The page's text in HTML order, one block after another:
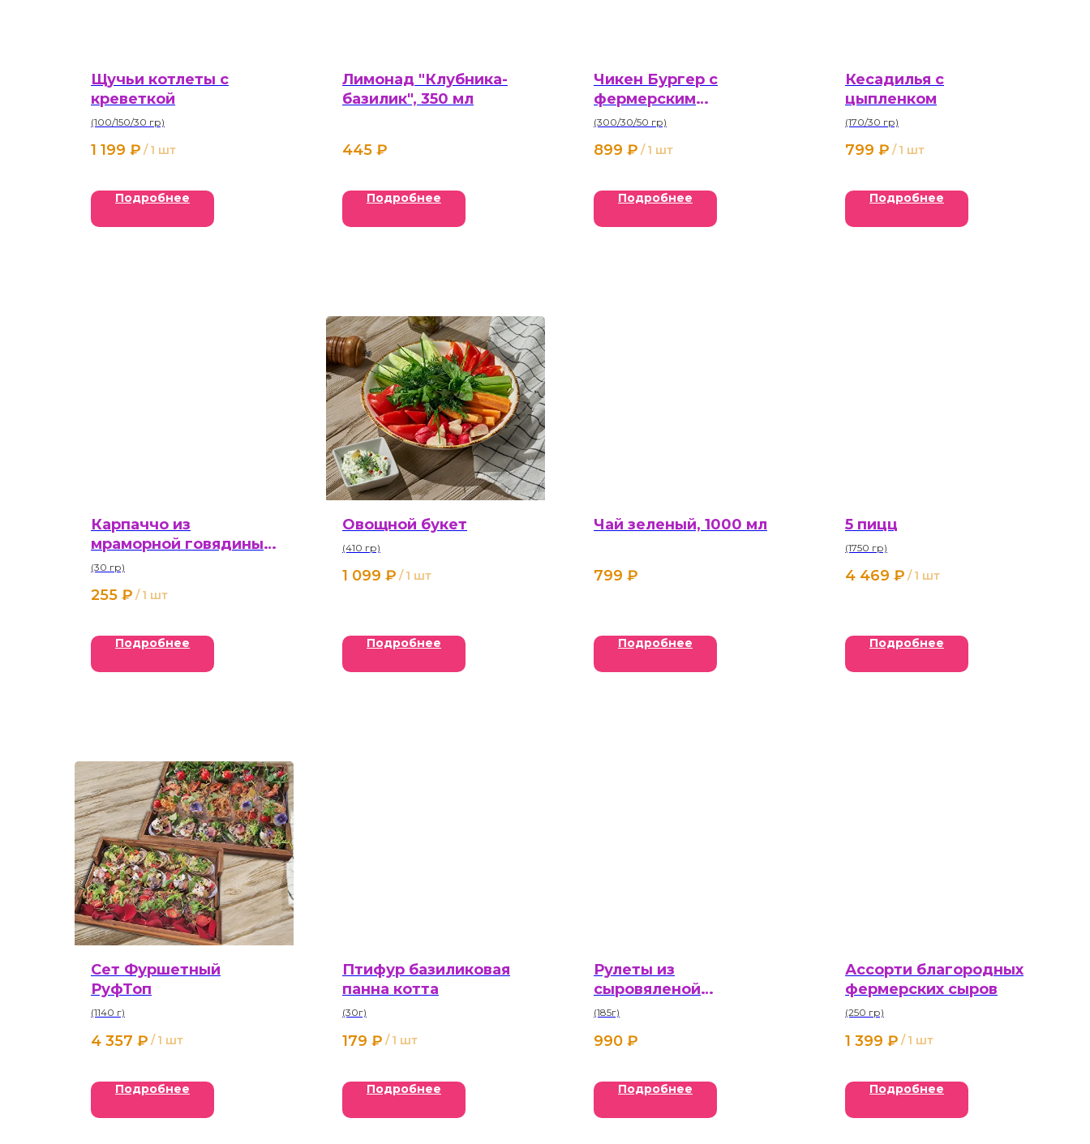
Щучьи котлеты с
креветкой
(100/150/30 гр)
1 199 ₽ / 1 шт
Подробнее
Лимонад "Клубника-
базилик", 350 мл
445 ₽
Подробнее
Чикен Бургер с
фермерским
цыплёнком
(300/30/50 гр)
899 ₽ / 1 шт
Подробнее
Кесадилья с
цыпленком
(170/30 гр)
799 ₽ / 1 шт
Подробнее
Карпаччо из
мраморной говядины
30 г
(30 гр)
255 ₽ / 1 шт
Подробнее
Овощной букет
(410 гр)
1 099 ₽ / 1 шт
Подробнее
Чай зеленый, 1000 мл
799 ₽
Подробнее
5 пицц
(1750 гр)
4 469 ₽ / 1 шт
Подробнее
Сет Фуршетный
РуфТоп
(1140 г)
4 357 ₽ / 1 шт
Подробнее
Птифур базиликовая
панна котта
(30г)
179 ₽ / 1 шт
Подробнее
Рулеты из
сыровяленой
говядины
(185г)
990 ₽
Подробнее
Ассорти благородных
фермерских сыров
(250 гр)
1 399 ₽ / 1 шт
Подробнее